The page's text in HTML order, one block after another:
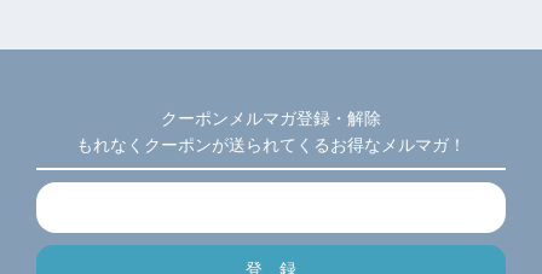
クーポンメルマガ登録・解除
もれなくクーポンが送られてくるお得なメルマガ！